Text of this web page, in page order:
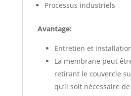
Processus industriels
Avantage:
Entretien et
La membrane peut
retirant le couvercle
qu’il soit nécessaire